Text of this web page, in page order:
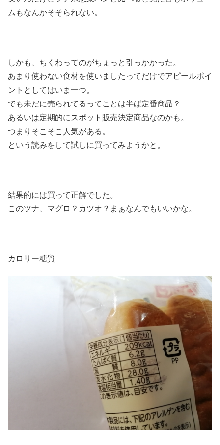
ムもなんかそそられない。
しかも、ちくわってのがちょっと引っかかった。
あまり使わない食材を使いましたってだけでアピールポイ
ントとしてはいま一つ。
でも未だに売られてるってことは半ば定番商品？
あるいは定期的にスポット販売決定商品なのかも。
つまりそこそこ人気がある。
という読みをして試しに買ってみようかと。
結果的には買って正解でした。
このツナ、マグロ？カツオ？まぁなんでもいいかな。
カロリー糖質